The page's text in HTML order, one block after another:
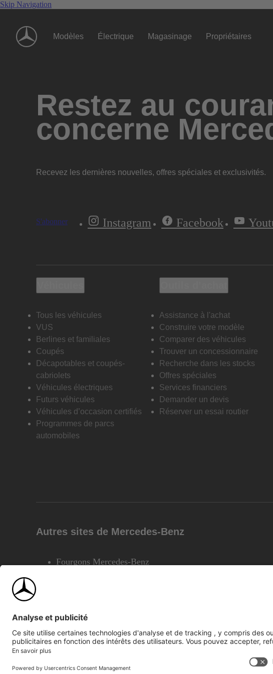
Skip Navigation
Modèles Électrique Magasinage Propriétaires
Restez au
concerne
Recevez les dernières nouvelles, offres spéciales et exclusivités.
S'abonner Instagram Facebook
Tous les véhicules
VUS
Berlines et familiales
Coupés
Décapotables et coupés-
cabriolets
Véhicules électriques
Futurs véhicules
Véhicules d’occasion certifiés
Programmes de parcs
automobiles
Assistance à l'achat
Construire votre modèle
Comparer des véhicules
Trouver un concessionnaire
Recherche dans les stocks
Offres spéciales
Services financiers
Demander un devis
Réserver un essai routier
Autres sites de Mercedes-Benz
Fourgons Mercedes-Benz
©2026 Mercedes-Benz Canada Inc.